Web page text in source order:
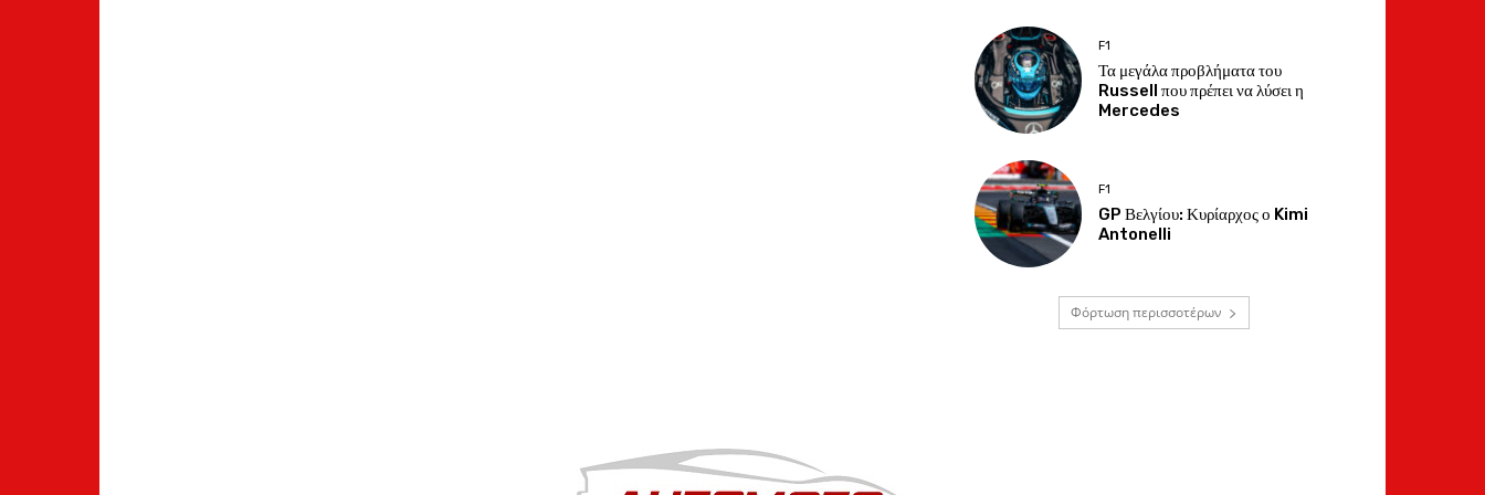
F1
Τα μεγάλα προβλήματα του
Russell που πρέπει να λύσει η
Mercedes
F1
GP Βελγίου: Κυρίαρχος ο Kimi
Antonelli
Φόρτωση περισσοτέρων